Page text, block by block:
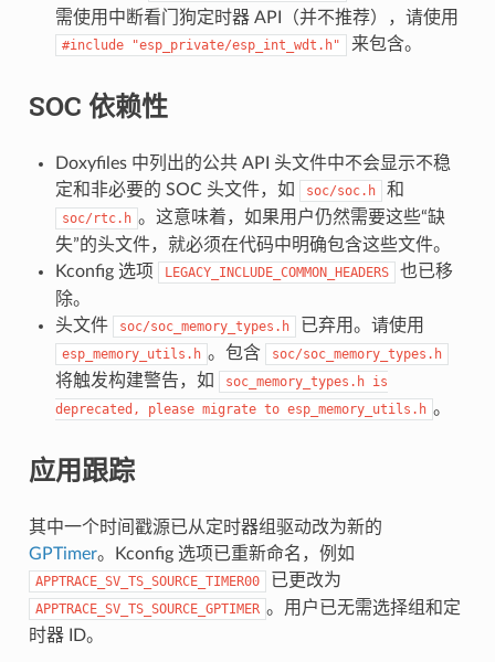
需使用中断看门狗定时器 API（并不推荐），请使用
#include "esp_private/esp_int_wdt.h" 来包含。
SOC 依赖性
Doxyfiles 中列出的公共 API 头文件中不会显示不稳
定和非必要的 SOC 头文件，如
soc/soc.h 和
soc/rtc.h 。这意味着，如果用户仍然需要这些“缺
失”的头文件，就必须在代码中明确包含这些文件。
Kconfig 选项
LEGACY_INCLUDE_COMMON_HEADERS
也已移
除。
头文件
soc/soc_memory_types.h 已弃用。请使用
esp_memory_utils.h 。包含 soc/soc_memory_types.h
将触发构建警告，如 soc_memory_types.h is
deprecated,
please migrate to esp_memory_utils.h 。
应用跟踪
其中一个时间戳源已从定时器组驱动改为新的
GPTimer。Kconfig 选项已重新命名，例如
APPTRACE_SV_TS_SOURCE_TIMER00 已更改为
APPTRACE_SV_TS_SOURCE_GPTIMER 。用户已无需选择组和定
时器 ID。